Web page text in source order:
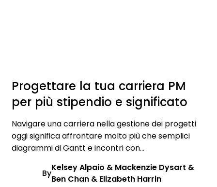
Progettare la tua carriera PM
per più stipendio e significato
Navigare una carriera nella gestione dei progetti
oggi significa affrontare molto più che semplici
diagrammi di Gantt e incontri con...
By
Kelsey Alpaio & Mackenzie Dysart &
Ben Chan & Elizabeth Harrin